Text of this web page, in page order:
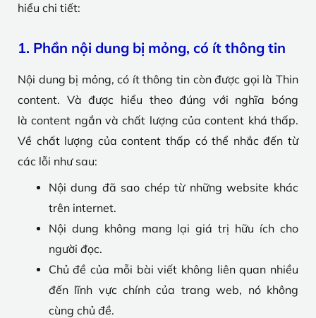
hiểu chi tiết:
1. Phần nội dung bị mỏng, có ít thông tin
Nội dung bị mỏng, có ít thông tin còn được gọi là Thin
content. Và được hiểu theo đúng với nghĩa bóng
là content ngắn và chất lượng của content khá thấp.
Về chất lượng của content thấp có thể nhắc đến từ
các lỗi như sau:
Nội dung đã sao chép từ những website khác
trên internet.
Nội dung không mang lại giá trị hữu ích cho
người đọc.
Chủ đề của mỗi bài viết không liên quan nhiều
đến lĩnh vực chính của trang web, nó không
cùng chủ đề.